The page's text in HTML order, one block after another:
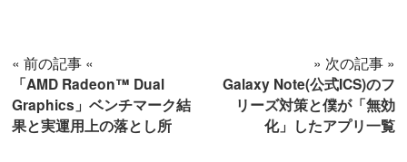
« 前の記事 «
「AMD Radeon™ Dual
Graphics」ベンチマーク結
果と実運用上の落とし所
» 次の記事 »
Galaxy Note(公式ICS)のフ
リーズ対策と僕が「無効
化」したアプリ一覧